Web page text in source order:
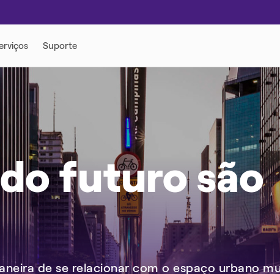
MOBILIDADE ELÉTRICA
MOBILIDADE ELÉTRICA
APP & TOOL
futuro são
de se relacionar com o espaço urbano